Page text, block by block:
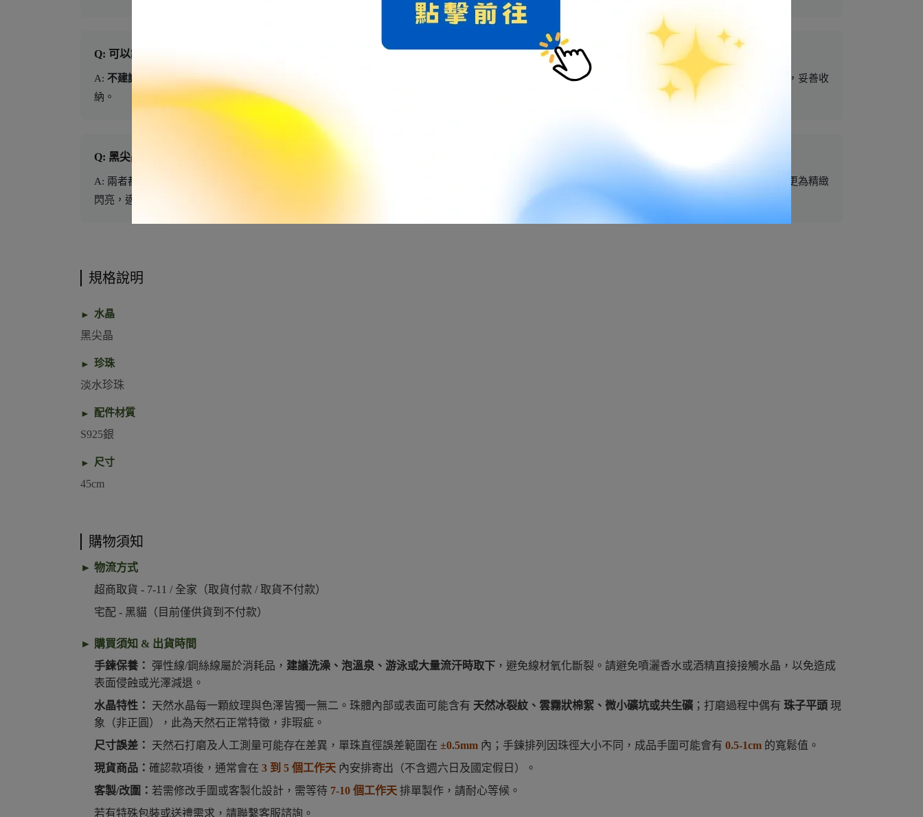
Q: 可以戴著洗澡嗎？
A: 不建議。
雖然黑尖晶硬度高，但珍珠怕酸鹼且長時間浸泡可能影響皮光，洗澡水的熱氣與沐浴乳也容易傷害珍珠表層。建議洗澡、游泳或泡溫泉前取下，妥善收
納。
Q: 黑尖晶跟黑曜石有什麼不同？
A: 兩者都是黑色系保護石，但質感不同。黑曜石通常為不透明的玻璃光澤；而黑尖晶硬度更高（約8），切面後會呈現出類似黑鑽石的璀璨火光，視覺上更為精緻
閃亮，適合搭配珠寶飾品。
規格說明
水晶
黑尖晶
珍珠
淡水珍珠
配件材質
S925銀
尺寸
45cm
購物須知
► 物流方式
超商取貨 - 7-11 / 全家（取貨付款 / 取貨不付款）
宅配 - 黑貓（目前僅供貨到不付款）
► 購買須知 & 出貨時間
手鍊保養：
彈性線/鋼絲線屬於消耗品， 建議洗澡、泡溫泉、游泳或大量流汗時取下 ，避免線材氧化斷裂。請避免噴灑香水或酒精直接接觸水晶，以免造成
表面侵蝕或光澤減退。
水晶特性：
天然水晶每一顆紋理與色澤皆獨一無二。珠體內部或表面可能含有 天然冰裂紋、雲霧狀棉絮、微小礦坑或共生礦 ；打磨過程中偶有 珠子平頭 現
象（非正圓），此為天然石正常特徵，非瑕疵。
尺寸誤差：
天然石打磨及人工測量可能存在差異，單珠直徑誤差範圍在 ±0.5mm 內；手鍊排列因珠徑大小不同，成品手圍可能會有 0.5-1cm 的寬鬆值。
現貨商品： 確認款項後，通常會在 3 到 5 個工作天 內安排寄出（不含週六日及國定假日）。
客製/改圍： 若需修改手圍或客製化設計，需等待 7-10 個工作天 排單製作，請耐心等候。
若有特殊包裝或送禮需求，請聯繫客服諮詢。